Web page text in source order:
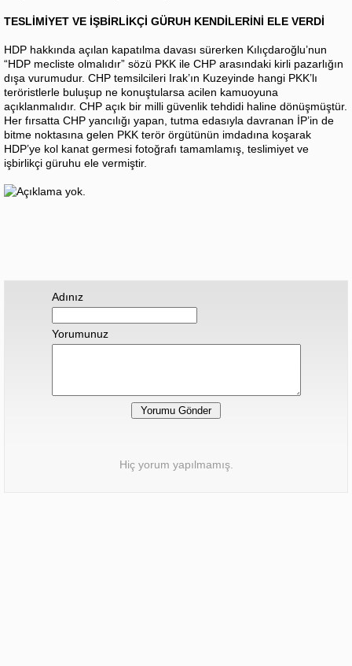
TESLİMİYET VE İŞBİRLİKÇİ GÜRUH KENDİLERİNİ ELE VERDİ
HDP hakkında açılan kapatılma davası sürerken Kılıçdaroğlu’nun
“HDP mecliste olmalıdır” sözü PKK ile CHP arasındaki kirli pazarlığın
dışa vurumudur. CHP temsilcileri Irak’ın Kuzeyinde hangi PKK’lı
teröristlerle buluşup ne konuştularsa acilen kamuoyuna
açıklanmalıdır. CHP açık bir milli güvenlik tehdidi haline dönüşmüştür.
Her fırsatta CHP yancılığı yapan, tutma edasıyla davranan İP’in de
bitme noktasına gelen PKK terör örgütünün imdadına koşarak
HDP’ye kol kanat germesi fotoğrafı tamamlamış, teslimiyet ve
işbirlikçi güruhu ele vermiştir.
Adınız
Yorumunuz
Hiç yorum yapılmamış.